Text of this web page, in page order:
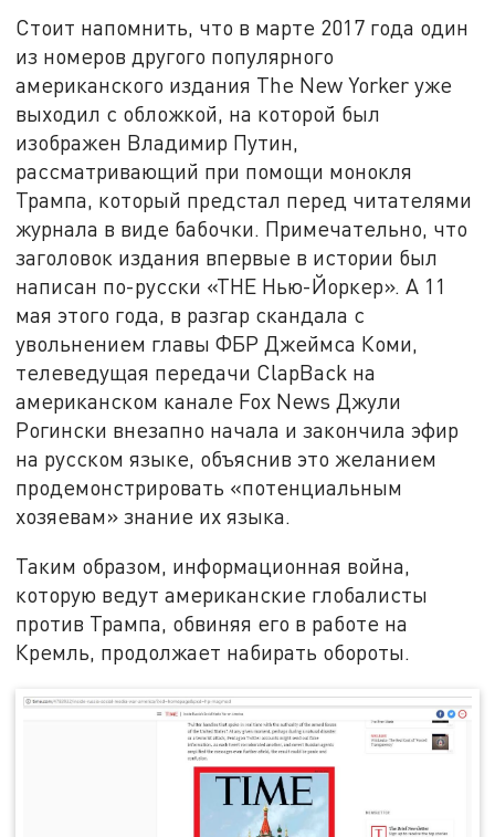
Стоит напомнить, что в марте 2017 года один
из номеров другого популярного
американского издания The New Yorker уже
выходил с обложкой, на которой был
изображен Владимир Путин,
рассматривающий при помощи монокля
Трампа, который предстал перед читателями
журнала в виде бабочки. Примечательно, что
заголовок издания впервые в истории был
написан по-русски «ТНЕ Нью-Йоркер». А 11
мая этого года, в разгар скандала с
увольнением главы ФБР Джеймса Коми,
телеведущая передачи ClapBack на
американском канале Fox News Джули
Рогински внезапно начала и закончила эфир
на русском языке, объяснив это желанием
продемонстрировать «потенциальным
хозяевам» знание их языка.
Таким образом, информационная война,
которую ведут американские глобалисты
против Трампа, обвиняя его в работе на
Кремль, продолжает набирать обороты.